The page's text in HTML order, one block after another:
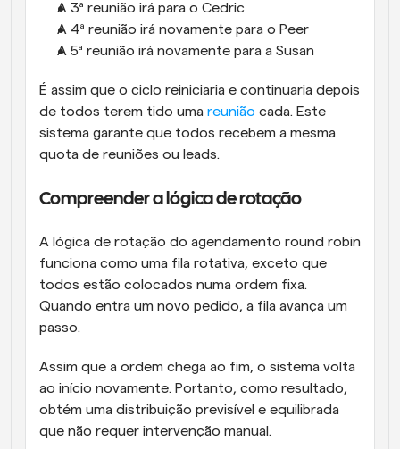
A 3ª reunião irá para o Cedric
A 4ª reunião irá novamente para o Peer
A 5ª reunião irá novamente para a Susan
É assim que o ciclo reiniciaria e continuaria depois
de todos terem tido uma reunião cada. Este
sistema garante que todos recebem a mesma
quota de reuniões ou leads.
Compreender a lógica de rotação
A lógica de rotação do agendamento round robin
funciona como uma fila rotativa, exceto que
todos estão colocados numa ordem fixa.
Quando entra um novo pedido, a fila avança um
passo.
Assim que a ordem chega ao fim, o sistema volta
ao início novamente. Portanto, como resultado,
obtém uma distribuição previsível e equilibrada
que não requer intervenção manual.